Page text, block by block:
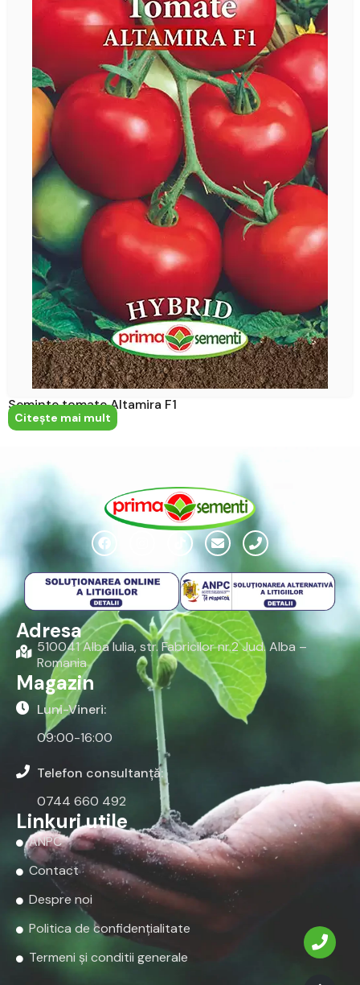
Seminte tomate Altamira F1
Citeşte mai mult
Adresa
510041 Alba Iulia, str. Fabricilor nr.2 Jud. Alba –
Romania
Magazin
Luni-Vineri:
09:00-16:00
Telefon consultanță:
0744 660 492
Linkuri utile
ANPC
Contact
Despre noi
Politica de confidențialitate
Termeni și conditii generale